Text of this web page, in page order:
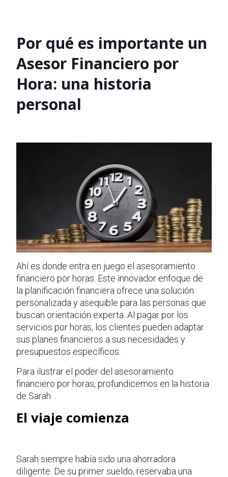
Por qué es importante un
Asesor Financiero por
Hora: una historia
personal
Ahí es donde entra en juego el asesoramiento
financiero por horas. Este innovador enfoque de
la planificación financiera ofrece una solución
personalizada y asequible para las personas que
buscan orientación experta. Al pagar por los
servicios por horas, los clientes pueden adaptar
sus planes financieros a sus necesidades y
presupuestos específicos.
Para ilustrar el poder del asesoramiento
financiero por horas, profundicemos en la historia
de Sarah…
El viaje comienza
Sarah siempre había sido una ahorradora
diligente. De su primer sueldo, reservaba una